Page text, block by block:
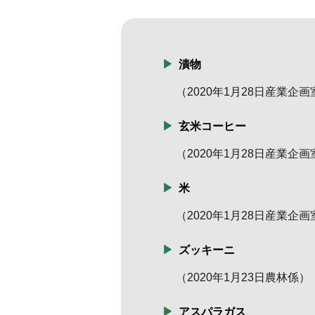
漬物
（2020年1月28日 産業企画
玄米コーヒー
（2020年1月28日 産業企画
米
（2020年1月28日 産業企画
ズッキーニ
（2020年1月23日 農林係）
アスパラガス